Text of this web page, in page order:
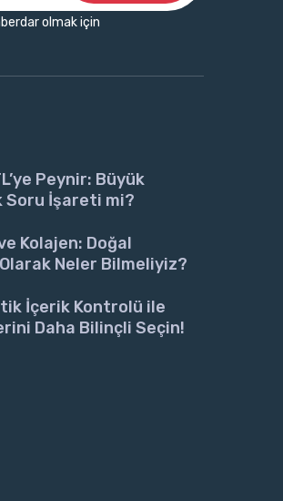
olmak için
Peynir: Büyük
Soru İşareti mi?
Kolajen: Doğal
Neler Bilmeliyiz?
İçerik Kontrolü ile
Daha Bilinçli Seçin!